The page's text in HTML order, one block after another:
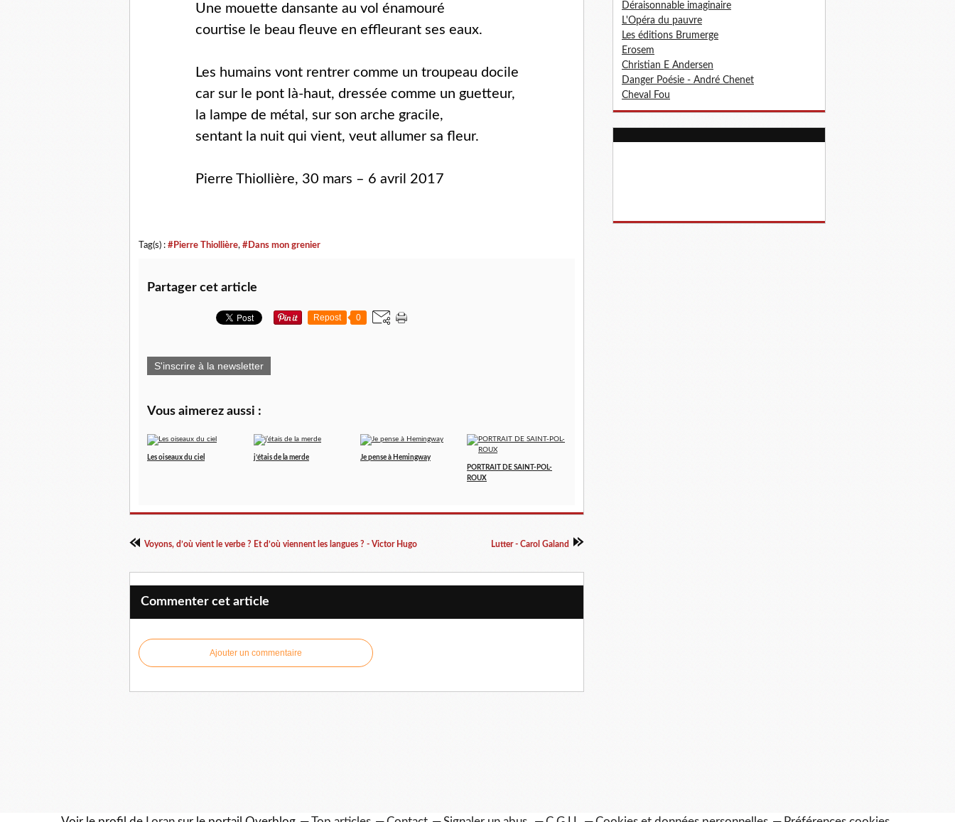
Une mouette dansante au vol énamouré
courtise le beau fleuve en effleurant ses eaux.
Les humains vont rentrer comme un troupeau docile
car sur le pont là-haut, dressée comme un guetteur,
la lampe de métal, sur son arche gracile,
sentant la nuit qui vient, veut allumer sa fleur.
Pierre Thiollière, 30 mars – 6 avril 2017
Tag(s) : #Pierre Thiollière, #Dans mon grenier
Partager cet article
Repost 0
S'inscrire à la newsletter
Vous aimerez aussi :
Les oiseaux du ciel j’étais de la merde
Je pense à Hemingway
PORTRAIT DE SAINT-POL-
ROUX
Voyons, d’où vient le verbe ? Et d’où viennent les langues ? - Victor Hugo Lutter - Carol Galand
Commenter cet article
Ajouter un commentaire
Déraisonnable imaginaire
L'Opéra du pauvre
Les éditions Brumerge
Erosem
Christian E Andersen
Danger Poésie - André Chenet
Cheval Fou